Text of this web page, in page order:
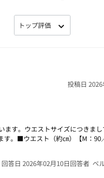
投稿日
ます。ウエストサイズにつきま
。■ウエスト（約㎝）【M：90
回答者 ベ
回答日 2026年02月10日